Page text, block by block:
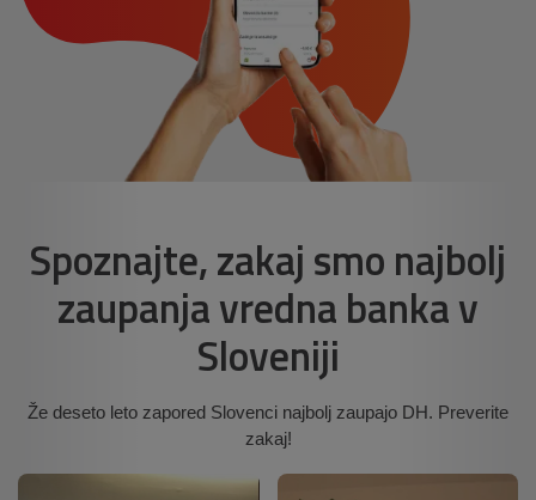
Spoznajte, zakaj smo najbolj
zaupanja vredna banka v
Sloveniji
Že deseto leto zapored Slovenci najbolj zaupajo DH. Preverite
zakaj!